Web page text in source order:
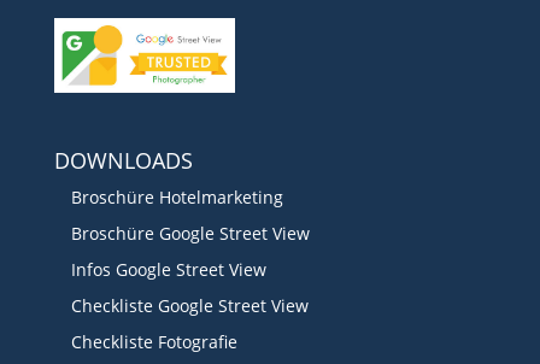
DOWNLOADS
Broschüre Hotelmarketing
Broschüre Google Street View
Infos Google Street View
Checkliste Google Street View
Checkliste Fotografie